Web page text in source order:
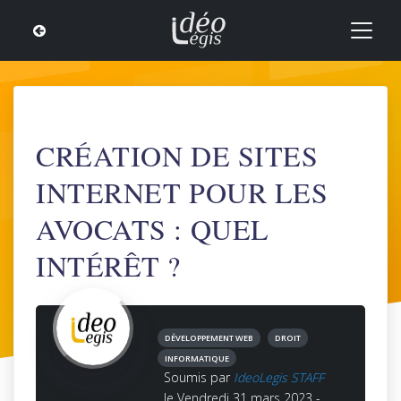
CRÉATION DE SITES
INTERNET POUR LES
AVOCATS : QUEL
INTÉRÊT ?
DÉVELOPPEMENT WEB
DROIT
INFORMATIQUE
Soumis par IdeoLegis STAFF